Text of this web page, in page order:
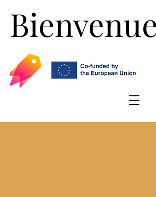
Bienvenue!
Bienvenue!